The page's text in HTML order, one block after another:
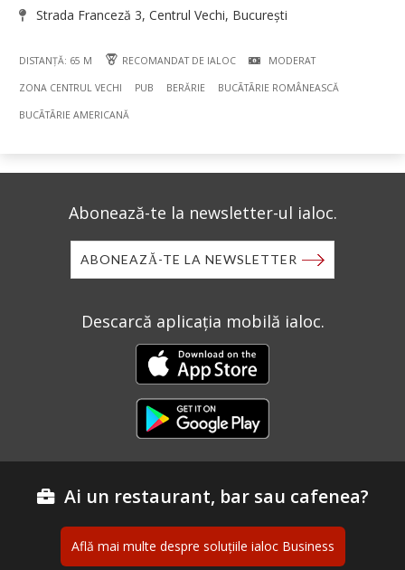
Strada Franceză 3, Centrul Vechi, București
DISTANȚĂ: 65 M RECOMANDAT DE IALOC MODERAT
ZONA CENTRUL VECHI PUB BERĂRIE BUCÃTÃRIE ROMÂNEASCĂ
BUCÃTÃRIE AMERICANĂ
Abonează-te la newsletter-ul ialoc.
ABONEAZĂ-TE LA NEWSLETTER
Descarcă aplicația mobilă ialoc.
Ai un restaurant, bar sau cafenea?
Află mai multe despre soluțiile ialoc Business